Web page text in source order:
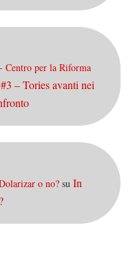
Centro per la Riforma
– Tories avanti nei
o no? su In